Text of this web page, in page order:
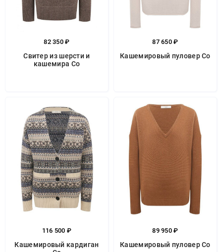
82 350 ₽
Свитер из шерсти и
кашемира Co
87 650 ₽
Кашемировый пуловер Co
116 500 ₽
Кашемировый кардиган
89 950 ₽
Кашемировый пуловер Co